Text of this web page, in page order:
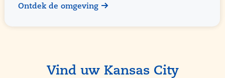
Ontdek de omgeving
Vind uw Kansas City